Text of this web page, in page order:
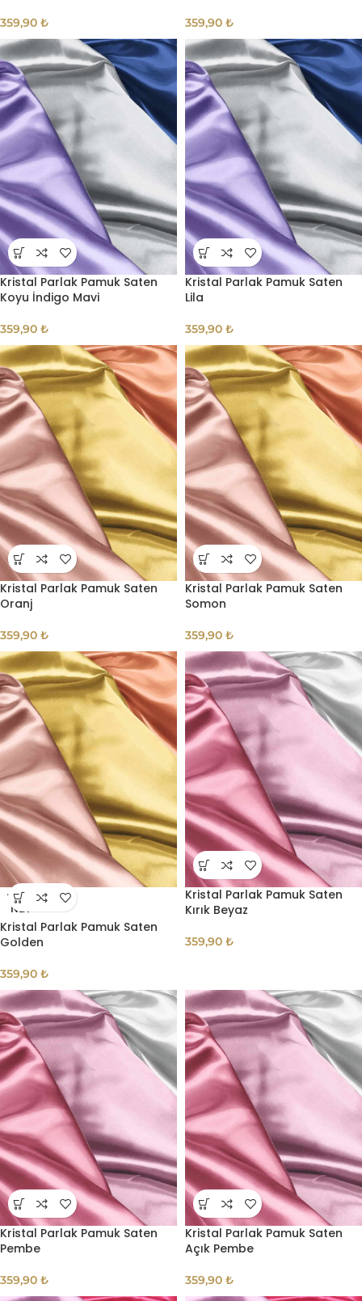
359,90 ₺ 359,90 ₺
Kristal Parlak Pamuk Saten
Koyu İndigo Mavi
359,90 ₺
Kristal Parlak Pamuk Saten
Lila
359,90 ₺
Kristal Parlak Pamuk Saten
Oranj
359,90 ₺
Kristal Parlak Pamuk Saten
Somon
359,90 ₺
TÜKE
NDI
Kristal Parlak Pamuk Saten
Golden
359,90 ₺
Kristal Parlak Pamuk Saten
Kırık Beyaz
359,90 ₺
Kristal Parlak Pamuk Saten
Pembe
359,90 ₺
Kristal Parlak Pamuk Saten
Açık Pembe
359,90 ₺